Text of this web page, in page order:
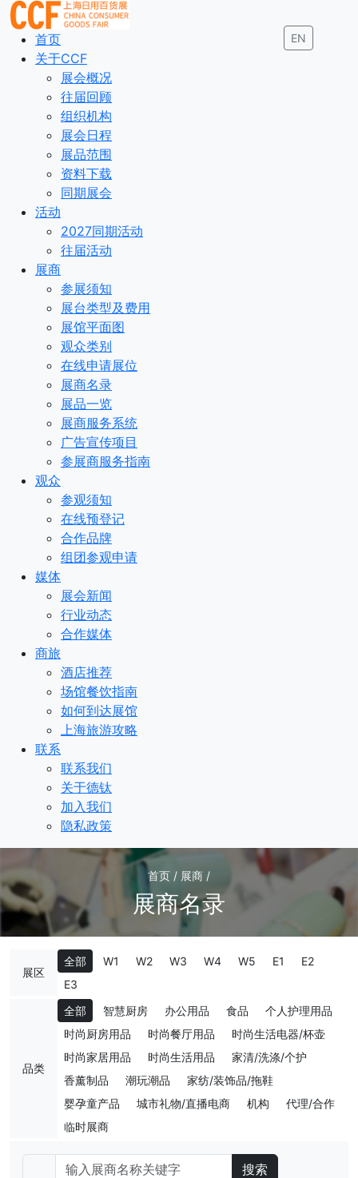
EN
首页
关于CCF
展会概况
往届回顾
组织机构
展会日程
展品范围
资料下载
同期展会
活动
2027同期活动
往届活动
展商
参展须知
展台类型及费用
展馆平面图
观众类别
在线申请展位
展商名录
展品一览
展商服务系统
广告宣传项目
参展商服务指南
观众
参观须知
在线预登记
合作品牌
组团参观申请
媒体
展会新闻
行业动态
合作媒体
商旅
酒店推荐
场馆餐饮指南
如何到达展馆
上海旅游攻略
联系
联系我们
关于德钛
加入我们
隐私政策
首页 / 展商 /
展商名录
展区
全部 W1 W2 W3 W4 W5 E1
E2
E3
品类
全部 智慧厨房 办公用品 食品
个人护理用品
时尚厨房用品
时尚餐厅用品
时尚生活电器/杯壶
时尚家居用品
时尚生活用品
家清/洗涤/个护
香薰制品
潮玩潮品
家纺/装饰品/拖鞋
婴孕童产品
城市礼物/直播电商 机构
代理/合作
临时展商
搜索